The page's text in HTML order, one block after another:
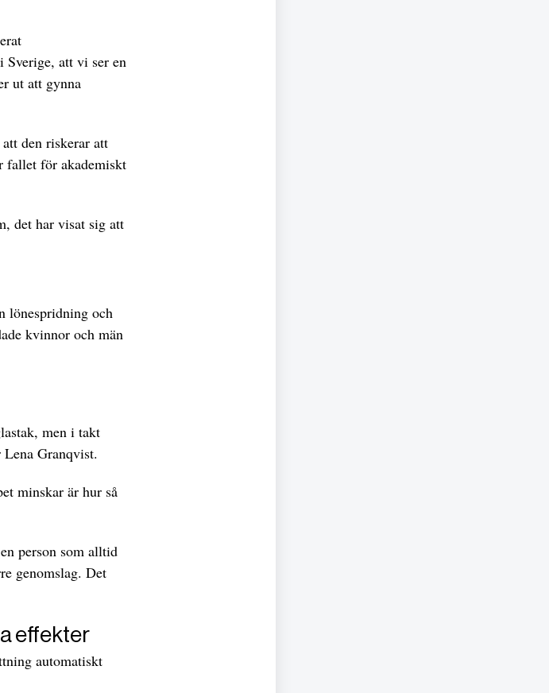
Sverige, att vi ser en
ut att gynna
den riskerar att
fallet för akademiskt
det har visat sig att
lönespridning och
kvinnor och män
men i takt
Granqvist.
minskar är hur så
person som alltid
genomslag. Det
effekter
automatiskt